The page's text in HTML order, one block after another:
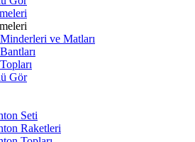
ve Matları
Gör
Seti
Raketleri